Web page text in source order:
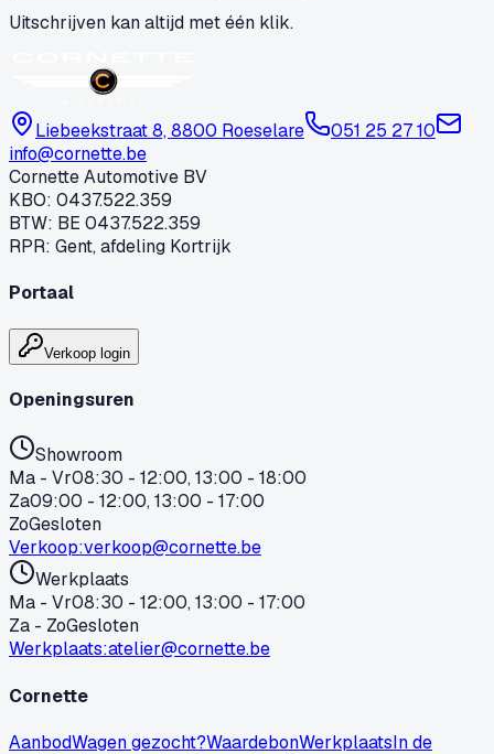
Uitschrijven kan altijd met één klik.
Liebeekstraat 8, 8800 Roeselare
051 25 27 10
info@cornette.be
Cornette Automotive BV
KBO: 0437.522.359
BTW: BE 0437.522.359
RPR: Gent, afdeling Kortrijk
Portaal
Verkoop login
Openingsuren
Showroom
Ma - Vr08:30 - 12:00, 13:00 - 18:00
Za09:00 - 12:00, 13:00 - 17:00
ZoGesloten
Verkoop:verkoop@cornette.be
Werkplaats
Ma - Vr08:30 - 12:00, 13:00 - 17:00
Za - ZoGesloten
Werkplaats:atelier@cornette.be
Cornette
AanbodWagen gezocht?WaardebonWerkplaatsIn de